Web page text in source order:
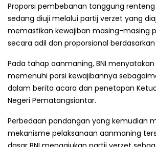
Proporsi pembebanan tanggung
sedang diuji melalui partij verzet yang
memastikan kewajiban masing-masing
secara adil dan proporsional
Pada tahap aanmaning, BNI
memenuhi porsi kewajibannya
dalam berita acara dan penetapan
Negeri Pematangsiantar.
Perbedaan pandangan yang kemudian
mekanisme pelaksanaan aanmaning